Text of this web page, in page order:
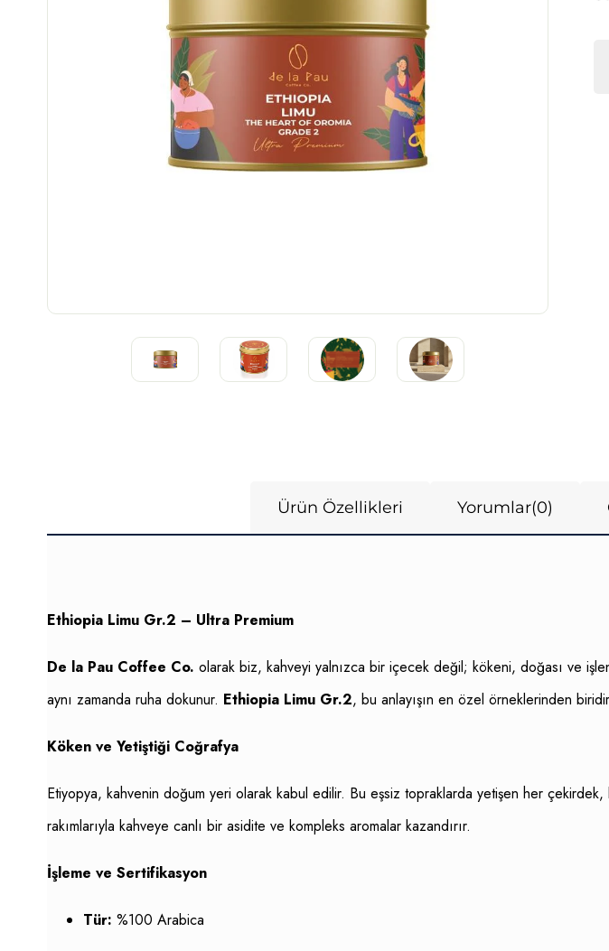
Ürün Özellikleri Yorumlar(0)
Ethiopia Limu Gr.2 – Ultra Premium
De la Pau Coffee Co. olarak biz, kahveyi yalnızca bir içecek değil; kökeni, doğası ve
aynı zamanda ruha dokunur. Ethiopia Limu Gr.2, bu anlayışın en özel örneklerinden
Köken ve Yetiştiği Coğrafya
Etiyopya, kahvenin doğum yeri olarak kabul edilir. Bu eşsiz topraklarda yetişen her
rakımlarıyla kahveye canlı bir asidite ve kompleks aromalar kazandırır.
İşleme ve Sertifikasyon
Tür: %100 Arabica